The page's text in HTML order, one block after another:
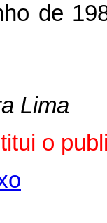
de
Lima
o